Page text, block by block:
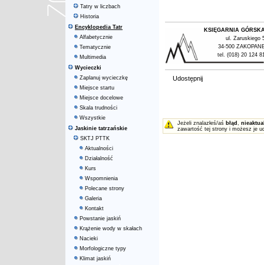
Tatry w liczbach
Historia
Encyklopedia Tatr
Alfabetycznie
Tematycznie
Multimedia
Wycieczki
Zaplanuj wycieczkę
Miejsce startu
Miejsce docelowe
Skala trudności
Wszystkie
Jaskinie tatrzańskie
SKTJ PTTK
Aktualności
Działalność
Kurs
Wspomnienia
Polecane strony
Galeria
Kontakt
Powstanie jaskiń
Krążenie wody w skałach
Nacieki
Morfologiczne typy
Klimat jaskiń
KSIĘGARNIA
ul. Zaruskiego
34-500
tel. (018) 20 124
Udostępnij
Jeżeli znalazłeś/aś błąd ,
zawartość tej strony i możesz je